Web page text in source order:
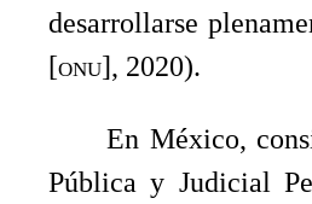
desarrollarse
[onu], 2020).
En México,
Pública y Judicial